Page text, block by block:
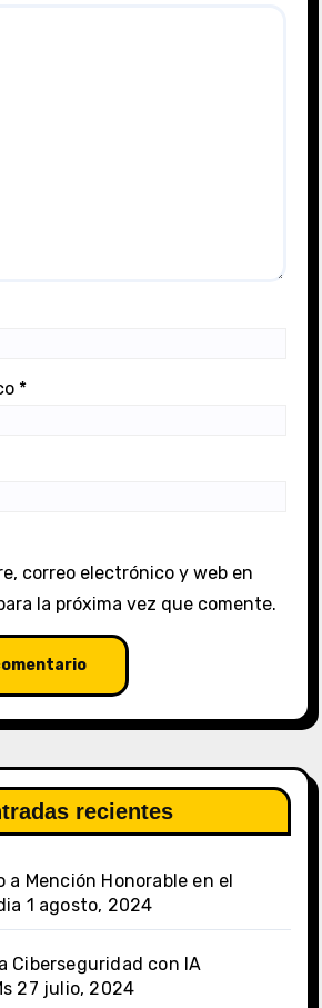
*
correo electrónico y web en
la próxima vez que comente.
recientes
a Mención Honorable en el
1 agosto, 2024
Ciberseguridad con IA
27 julio, 2024